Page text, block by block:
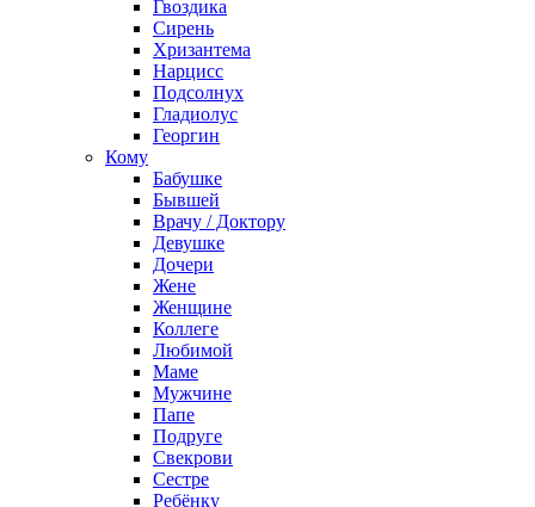
Гвоздика
Сирень
Хризантема
Нарцисс
Подсолнух
Гладиолус
Георгин
Кому
Бабушке
Бывшей
Врачу / Доктору
Девушке
Дочери
Жене
Женщине
Коллеге
Любимой
Маме
Мужчине
Папе
Подруге
Свекрови
Сестре
Ребёнку